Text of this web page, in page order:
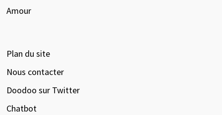
Amour
Plan du site
Nous contacter
Doodoo sur Twitter
Chatbot